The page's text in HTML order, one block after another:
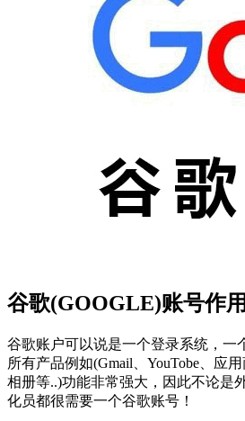
谷歌(GOOGLE)账号作用
谷歌账户可以说是一个登录系统，一
所有产品例如(Gmail、YouTobe、应
相册等..)功能非常强大，因此不论是
化员都很需要一个谷歌账号！